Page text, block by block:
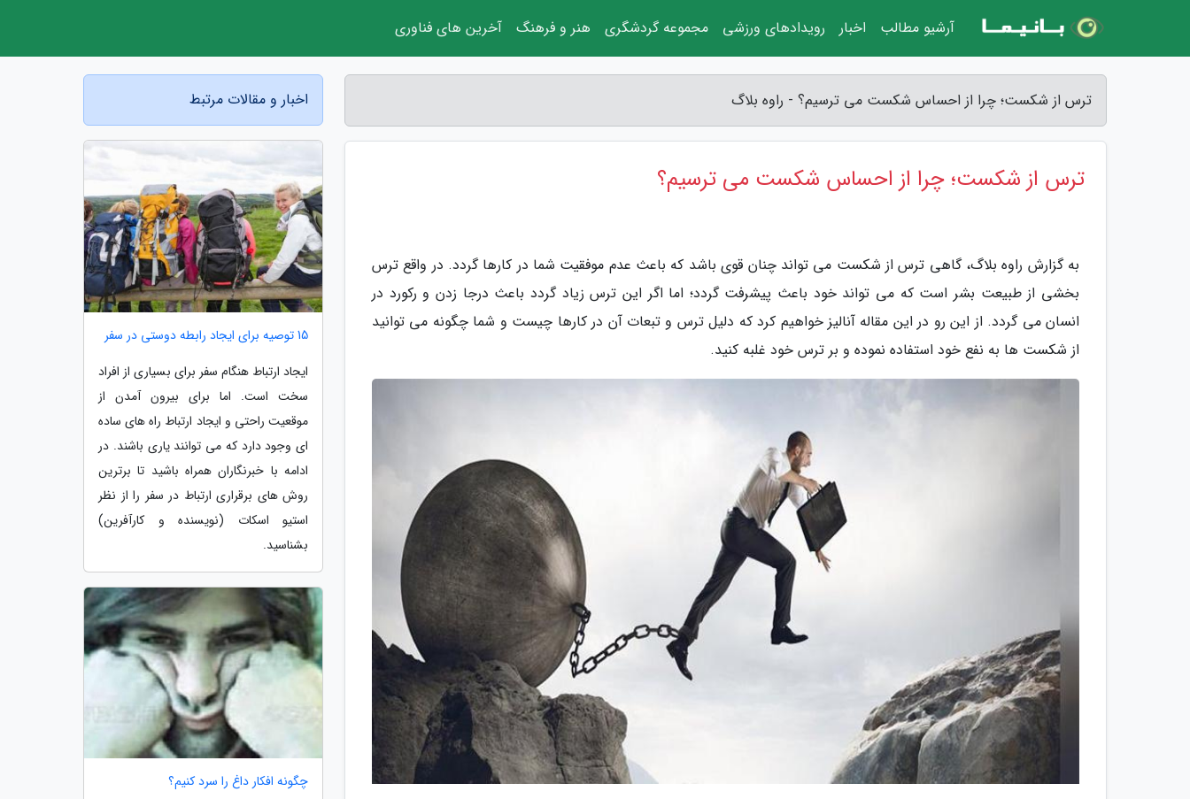
ترس از شکست؛ چرا از احساس شکست می ترسیم؟ - راوه بلاگ
ترس از شکست؛ چرا از احساس شکست می ترسیم؟
به گزارش راوه بلاگ، گاهی ترس از شکست می تواند چنان قوی باشد که باعث عدم موفقیت شما در کارها گردد. در واقع ترس
بخشی از طبیعت بشر است که می تواند خود باعث پیشرفت گردد؛ اما اگر این ترس زیاد گردد باعث درجا زدن و رکورد در
انسان می گردد. از این رو در این مقاله آنالیز خواهیم کرد که دلیل ترس و تبعات آن در کارها چیست و شما چگونه می توانید
از شکست ها به نفع خود استفاده نموده و بر ترس خود غلبه کنید.
اخبار و مقالات مرتبط
15 توصیه برای ایجاد رابطه دوستی در سفر
ایجاد ارتباط هنگام سفر برای بسیاری از افراد
سخت است. اما برای بیرون آمدن از
موقعیت راحتی و ایجاد ارتباط راه های ساده
ای وجود دارد که می توانند یاری باشند. در
ادامه با خبرنگاران همراه باشید تا برترین
روش های برقراری ارتباط در سفر را از نظر
استیو اسکات (نویسنده و کارآفرین)
بشناسید.
چگونه افکار داغ را سرد کنیم؟
آرشیو مطالب اخبار رویدادهای ورزشی مجموعه گردشگری هنر و فرهنگ آخرین های فناوری